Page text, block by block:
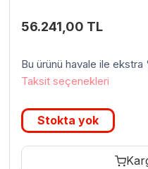
56.241,00 TL
Bu ürünü havale ile ekstra
Taksit seçenekleri
Stokta yok